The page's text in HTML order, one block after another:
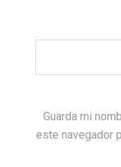
Guarda mi
este navegador